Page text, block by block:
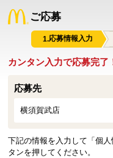
ご応募
応募情報入力
カンタン入力で応募完了
応募先
横須賀武店
下記の情報を入力して「個
タンを押してください。